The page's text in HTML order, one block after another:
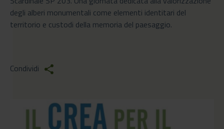
degli alberi monumentali come elementi identitari del
territorio e custodi della memoria del paesaggio.
Condividi share